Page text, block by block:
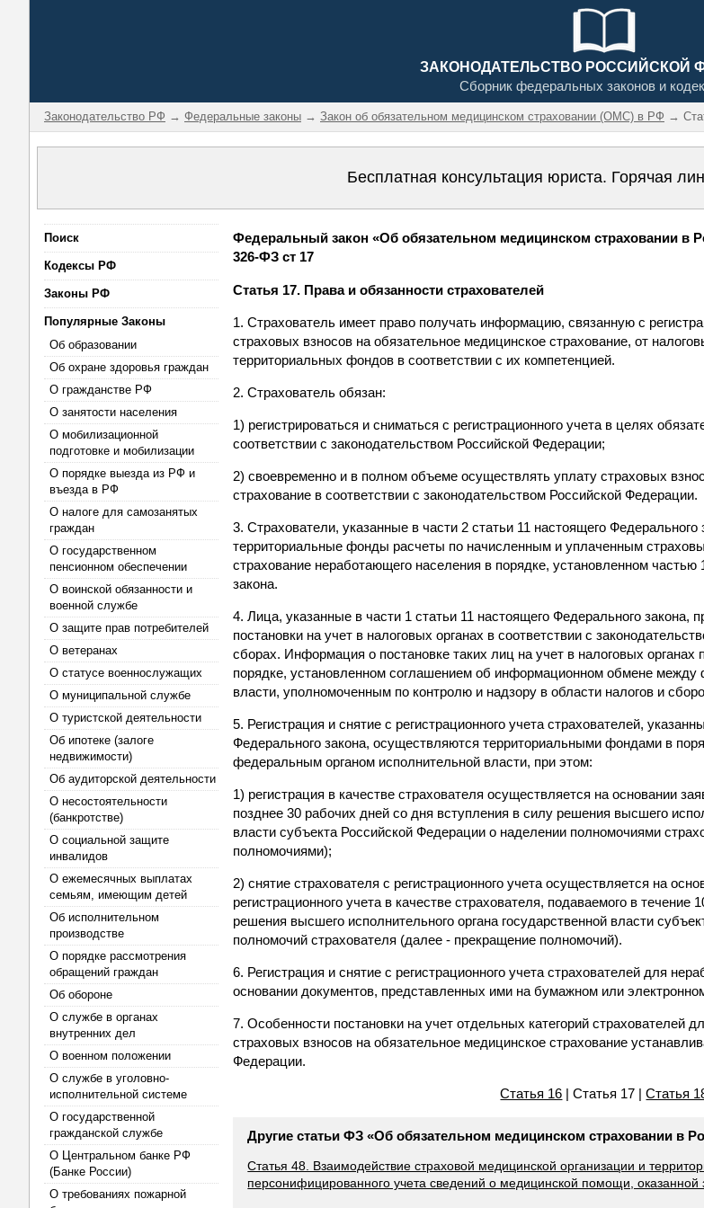
ЗАКОНОДАТЕЛЬСТВО РОССИЙСКОЙ
Сборник федеральных законов и
Законодательство РФ → Федеральные законы → Закон об обязательном медицинском страховании (ОМС) в РФ →
Бесплатная консультация юриста. Горячая
Поиск
Кодексы РФ
Законы РФ
Популярные Законы
Об образовании
Об охране здоровья граждан
О гражданстве РФ
О занятости населения
О мобилизационной
подготовке и мобилизации
О порядке выезда из РФ и
въезда в РФ
О налоге для самозанятых
граждан
О государственном
пенсионном обеспечении
О воинской обязанности и
военной службе
О защите прав потребителей
О ветеранах
О статусе военнослужащих
О муниципальной службе
О туристской деятельности
Об ипотеке (залоге
недвижимости)
Об аудиторской деятельности
О несостоятельности
(банкротстве)
О социальной защите
инвалидов
О ежемесячных выплатах
семьям, имеющим детей
Об исполнительном
производстве
О порядке рассмотрения
обращений граждан
Об обороне
О службе в органах
внутренних дел
О военном положении
О службе в уголовно-
исполнительной системе
О государственной
гражданской службе
О Центральном банке РФ
(Банке России)
О требованиях пожарной
Федеральный закон «Об обязательном медицинском страховании в
326-ФЗ ст 17
Статья 17. Права и обязанности страхователей
1. Страхователь имеет право получать информацию, связанную с
страховых взносов на обязательное медицинское страхование, от
территориальных фондов в соответствии с их компетенцией.
2. Страхователь обязан:
1) регистрироваться и сниматься с регистрационного учета в целях
соответствии с законодательством Российской Федерации;
2) своевременно и в полном объеме осуществлять уплату страховых
страхование в соответствии с законодательством Российской Федерации.
3. Страхователи, указанные в части 2 статьи 11 настоящего
территориальные фонды расчеты по начисленным и уплаченным
страхование неработающего населения в порядке, установленном частью
закона.
4. Лица, указанные в части 1 статьи 11 настоящего Федерального закона,
постановки на учет в налоговых органах в соответствии с
сборах. Информация о постановке таких лиц на учет в налоговых
порядке, установленном соглашением об информационном обмене
власти, уполномоченным по контролю и надзору в области налогов и
5. Регистрация и снятие с регистрационного учета страхователей,
Федерального закона, осуществляются территориальными фондами в
федеральным органом исполнительной власти, при этом:
1) регистрация в качестве страхователя осуществляется на основании
позднее 30 рабочих дней со дня вступления в силу решения высшего
власти субъекта Российской Федерации о наделении полномочиями
полномочиями);
2) снятие страхователя с регистрационного учета осуществляется на
регистрационного учета в качестве страхователя, подаваемого в
решения высшего исполнительного органа государственной власти
полномочий страхователя (далее - прекращение полномочий).
6. Регистрация и снятие с регистрационного учета страхователей для
основании документов, представленных ими на бумажном или
7. Особенности постановки на учет отдельных категорий страхователей
страховых взносов на обязательное медицинское страхование
Федерации.
Статья 16 | Статья 17 |Статья
Другие статьи ФЗ «Об обязательном медицинском страховании в
Статья 48. Взаимодействие страховой медицинской организации и
персонифицированного учета сведений о медицинской помощи,